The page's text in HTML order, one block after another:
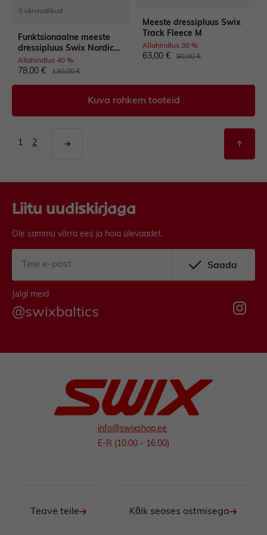
3 värvivalikud
Funktsionaalne meeste
dressipluus Swix Nordic
Midlayer M
Allahindlus 40 %
78,00 € 130,00 €
Meeste dressipluus Swix
Track Fleece M
Allahindlus 30 %
63,00 € 90,00 €
Kuva rohkem tooteid
1 2
Liitu uudiskirjaga
Ole sammu võrra ees ja hoia ülevaadet.
Saada
Jälgi meid
@swixbaltics
info@swixshop.ee
E-R (10.00 - 16.00)
Teave teile Kõik seoses ostmisega